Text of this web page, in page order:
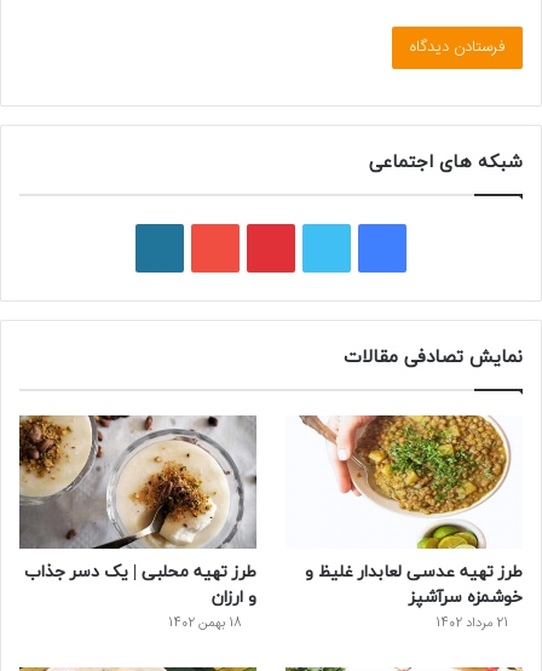
شبکه های اجتماعی
ی
س
ب
و
ک
و
ی
ت
ی
ت
ر
ی
س
ت
و
ی
و
ب
ر
پ
ر
س
نمایش تصادفی مقالات
طرز تهیه عدسی لعابدار غلیظ و
خوشمزه سرآشپز
21 مرداد 1402
طرز تهیه محلبی | یک دسر جذاب
و ارزان
18 بهمن 1402